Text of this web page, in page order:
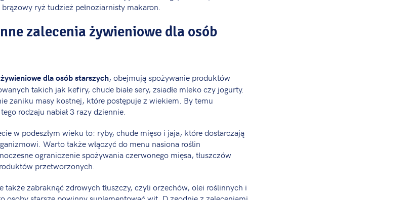
ryż tudzież pełnoziarnisty makaron.
zalecenia żywieniowe dla osób
dla osób starszych, obejmują spożywanie produktów
takich jak kefiry, chude białe sery, zsiadłe mleko czy jogurty.
zaniku masy kostnej, które postępuje z wiekiem. By temu
rodzaju nabiał 3 razy dziennie.
w podeszłym wieku to: ryby, chude mięso i jaja, które dostarczają
Warto także włączyć do menu nasiona roślin
ograniczenie spożywania czerwonego mięsa, tłuszczów
przetworzonych.
także zabraknąć zdrowych tłuszczy, czyli orzechów, olei roślinnych i